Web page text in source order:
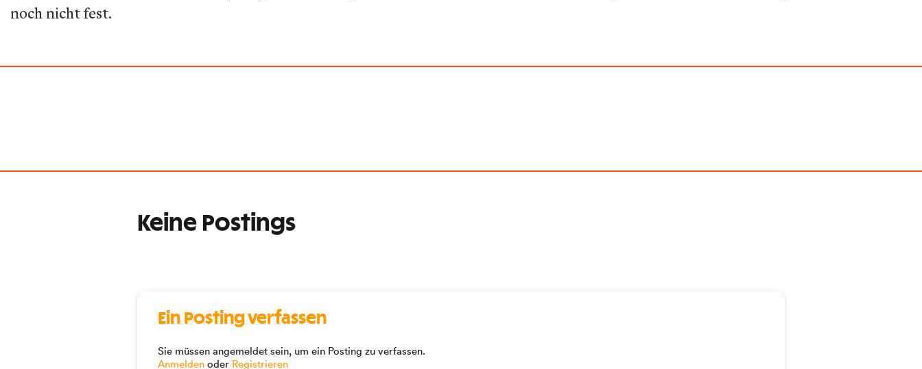
noch nicht fest.
Keine Postings
Ein Posting verfassen
Sie müssen angemeldet sein, um ein Posting zu verfassen.
Anmelden oder Registrieren